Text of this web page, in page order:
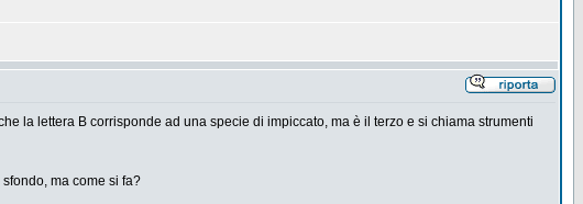
la lettera B corrisponde ad una specie di impiccato, ma è il terzo e si chiama strumenti
ma come si fa?